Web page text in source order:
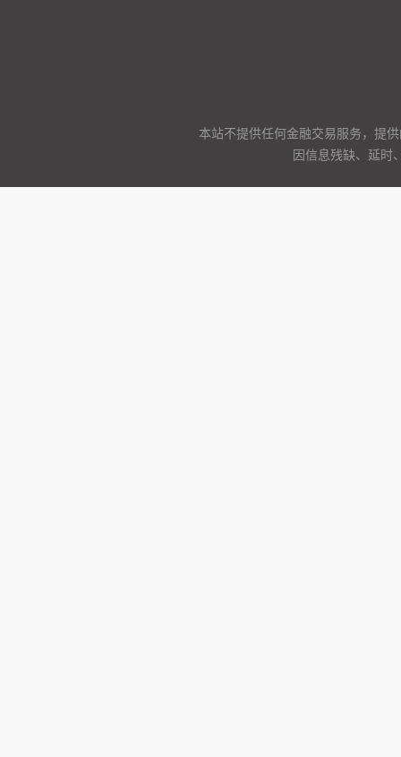
本站不提供任何金融交易服务，提
因信息残缺、延时